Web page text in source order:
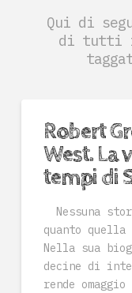
Qui di
di tutti i
Robert
West. La
tempi di
Nessuna
quanto quella
Nella sua
decine di
rende